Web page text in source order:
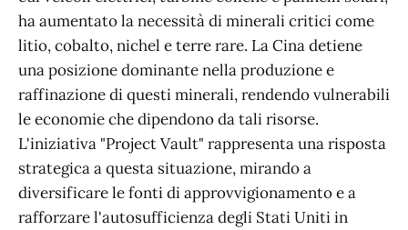
ha aumentato la necessità di minerali critici come
litio, cobalto, nichel e terre rare. La Cina detiene
una posizione dominante nella produzione e
raffinazione di questi minerali, rendendo vulnerabili
le economie che dipendono da tali risorse.
L'iniziativa "Project Vault" rappresenta una risposta
strategica a questa situazione, mirando a
diversificare le fonti di approvvigionamento e a
rafforzare l'autosufficienza degli Stati Uniti in